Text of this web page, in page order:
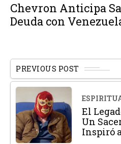
Chevron Anticipa
Deuda con
PREVIOUS POST
El
Un
Inspiró